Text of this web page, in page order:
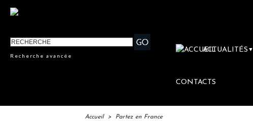
Recherche avancée
ACTUALITÉS ▼
CONTACTS
Accueil > Partez en France